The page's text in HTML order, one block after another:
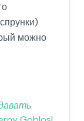
можно